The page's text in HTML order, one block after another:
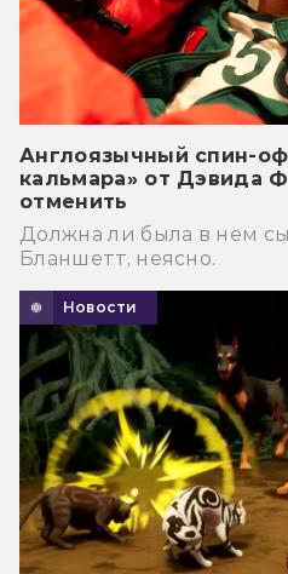
Англоязычный спин-
кальмара» от Дэвида
отменить
Должна ли была в нем
Бланшетт, неясно.
Новости